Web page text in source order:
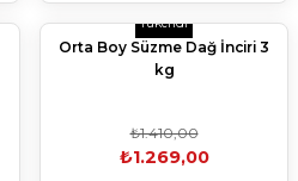
Tükendi
Orta Boy Süzme Dağ İnciri 3
kg
₺1.410,00
₺1.269,00